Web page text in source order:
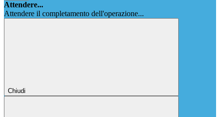
Attendere...
Attendere il completamento dell'operazione...
Chiudi